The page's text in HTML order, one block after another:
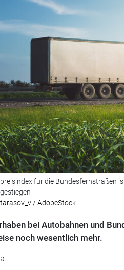
für die Bundesfernstraßen
AdobeStock
bei Autobahnen und
noch wesentlich mehr.